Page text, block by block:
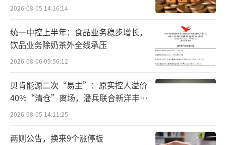
x0280）
2026-08-05 14:16:14
统一中控上半年：食品业务稳步增长，
饮品业务除奶茶外全线承压
2026-08-06 09:56:12
贝肯能源二次“易主”：原实控人溢价
40%“清仓”离场，潘兵联合新洋丰、
宏科百世拟入主
2026-08-05 14:11:25
两则公告，换来9个涨停板